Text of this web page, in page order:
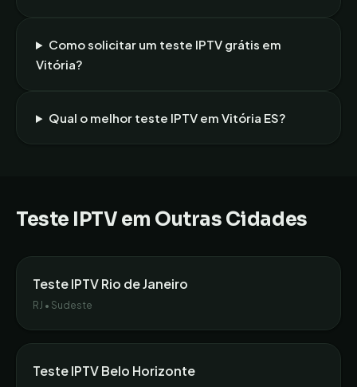
Como solicitar um teste IPTV grátis em
Vitória?
Qual o melhor teste IPTV em Vitória ES?
Teste IPTV em Outras Cidades
Teste IPTVRio de Janeiro
RJ • Sudeste
Teste IPTVBelo Horizonte